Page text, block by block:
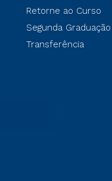
Retorne ao Curso
Segunda Graduação
Transferência